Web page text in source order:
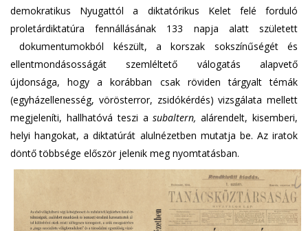
demokratikus Nyugattól a diktatórikus Kelet felé forduló
proletárdiktatúra fennállásának 133 napja alatt született
dokumentumokból készült, a korszak sokszínűségét és
ellentmondásosságát szemléltető válogatás alapvető
újdonsága, hogy a korábban csak röviden tárgyalt témák
(egyházellenesség, vörösterror, zsidókérdés) vizsgálata mellett
megjeleníti, hallhatóvá teszi asubaltern, alárendelt, kisemberi,
helyi hangokat, a diktatúrát alulnézetben mutatja be. Az iratok
döntő többsége először jelenik meg nyomtatásban.